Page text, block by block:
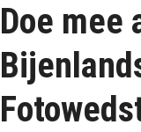
Doe mee